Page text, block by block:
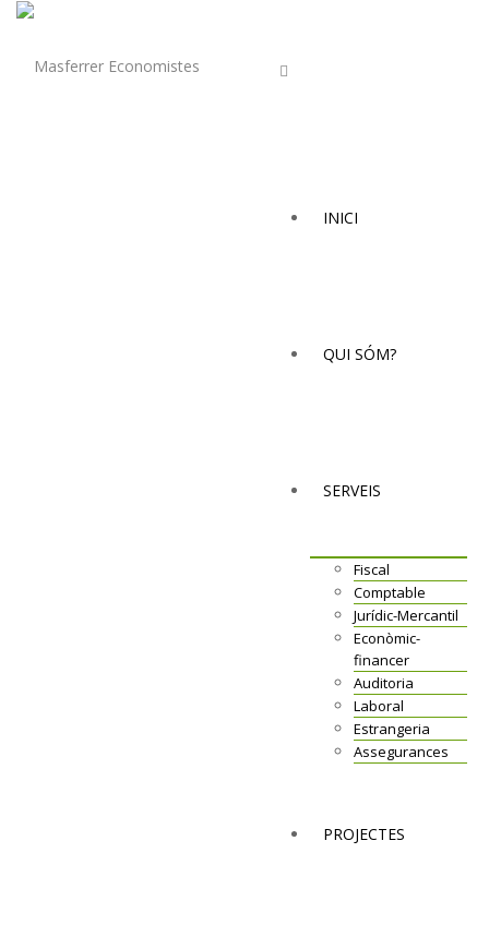
INICI
QUI SÓM?
SERVEIS
Fiscal
Comptable
Jurídic-Mercantil
Econòmic-
financer
Auditoria
Laboral
Estrangeria
Assegurances
PROJECTES